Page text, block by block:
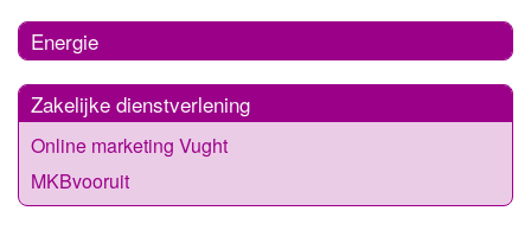
Energie
Zakelijke dienstverlening
Online marketing Vught
MKBvooruit